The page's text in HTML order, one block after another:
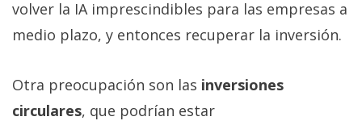
volver la IA imprescindibles para las empresas a
medio plazo, y entonces recuperar la inversión.
Otra preocupación son las inversiones
circulares, que podrían estar